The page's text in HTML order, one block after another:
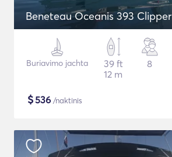
Beneteau Oceanis 393 Clipper
Buriavimo jachta
39 ft
12 m
8
$536 /naktinis